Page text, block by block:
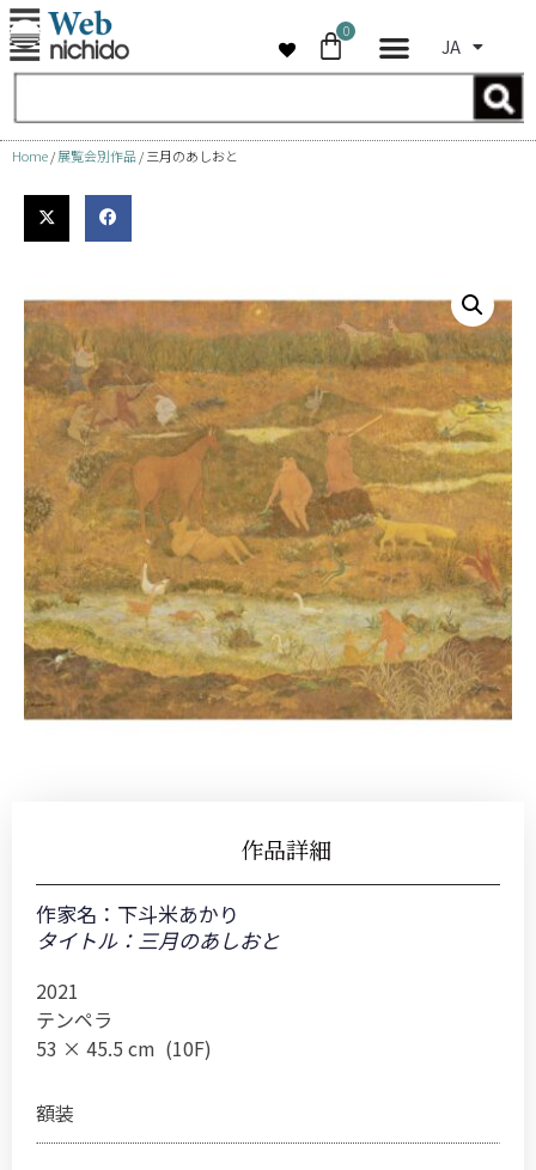
コ
テ
ン
ス
ッ
プ
0
JA
Home/展覧会別作品 / 三月のあしおと
作品詳細
作家名： 下斗米あかり
タイトル：三月のあしおと
2021
テンペラ
53 × 45.5 cm (10F)
額装